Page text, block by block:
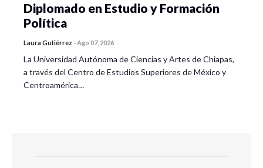
Diplomado en Estudio y Formación
Política
Laura Gutiérrez -Ago 07, 2026
La Universidad Autónoma de Ciencias y Artes de Chiapas,
a través del Centro de Estudios Superiores de México y
Centroamérica…